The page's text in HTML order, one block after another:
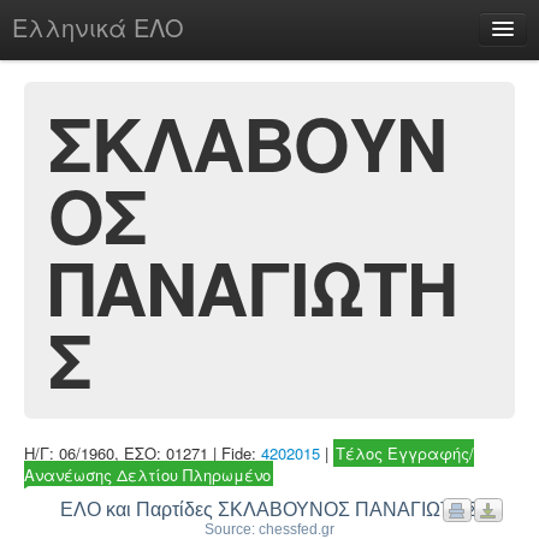
Ελληνικά ΕΛΟ
chesstu.be @ discord
Login
ΣΚΛΑΒΟΥΝ
ΟΣ
ΠΑΝΑΓΙΩΤΗ
Σ
Η/Γ: 06/1960, ΕΣΟ: 01271 | Fide: 4202015 | Τέλος Εγγραφής/
Ανανέωσης Δελτίου Πληρωμένο
ΕΛΟ και Παρτίδες ΣΚΛΑΒΟΥΝΟΣ ΠΑΝΑΓΙΩΤΗΣ
Source: chessfed.gr